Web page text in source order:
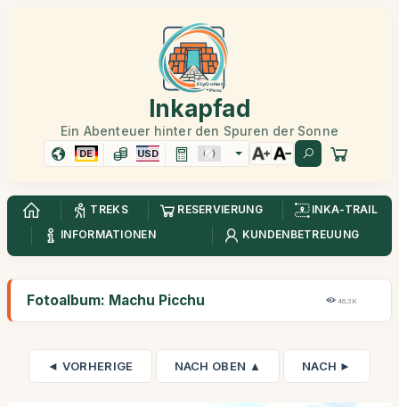
Inkapfad
Ein Abenteuer hinter den Spuren der Sonne
DE USD
TREKS RESERVIERUNG
INKA-TRAIL
INFORMATIONEN
KUNDENBETREUUNG
Fotoalbum: Machu Picchu 46,3K
◄ VORHERIGE NACH OBEN ▲ NACH ►